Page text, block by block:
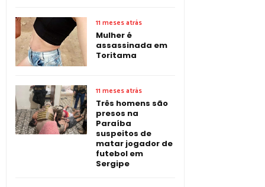
11 meses atrás
Mulher é
assassinada em
Toritama
11 meses atrás
Três homens são
presos na
Paraíba
suspeitos de
matar jogador de
futebol em
Sergipe